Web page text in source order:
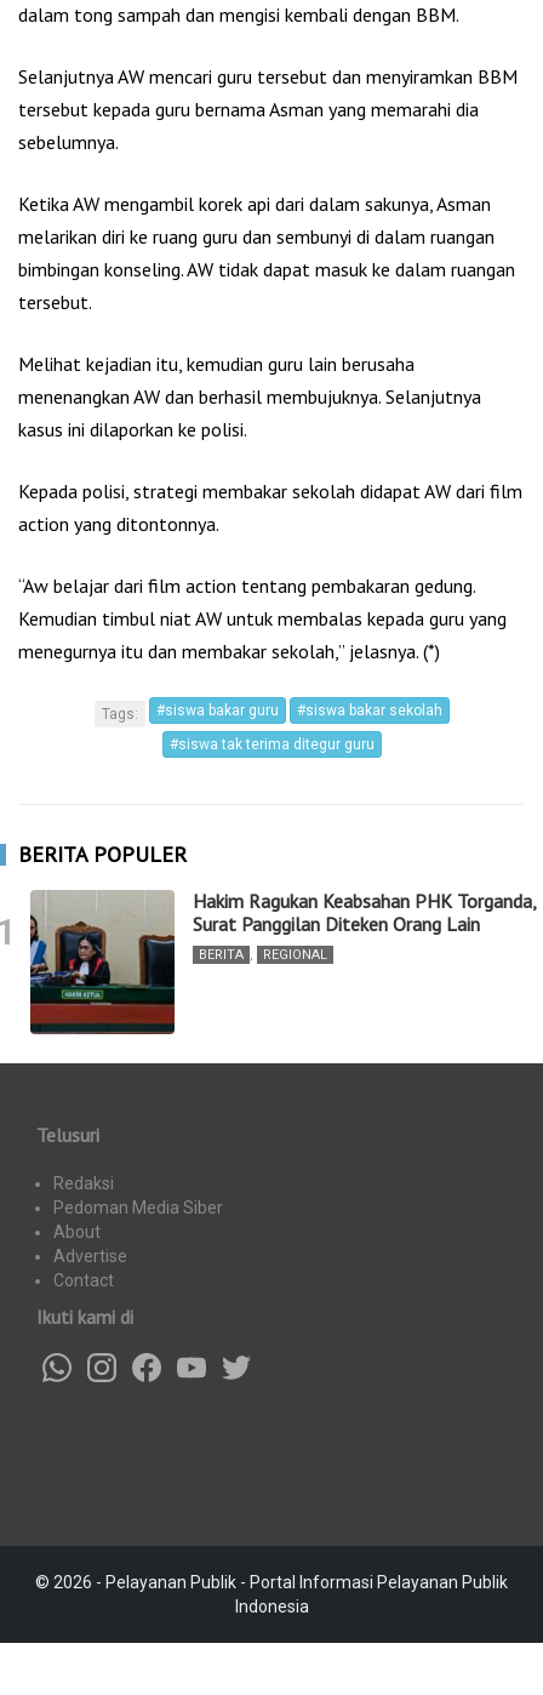
dalam tong sampah dan mengisi kembali dengan BBM.
Selanjutnya AW mencari guru tersebut dan menyiramkan BBM
tersebut kepada guru bernama Asman yang memarahi dia
sebelumnya.
Ketika AW mengambil korek api dari dalam sakunya, Asman
melarikan diri ke ruang guru dan sembunyi di dalam ruangan
bimbingan konseling. AW tidak dapat masuk ke dalam ruangan
tersebut.
Melihat kejadian itu, kemudian guru lain berusaha
menenangkan AW dan berhasil membujuknya. Selanjutnya
kasus ini dilaporkan ke polisi.
Kepada polisi, strategi membakar sekolah didapat AW dari film
action yang ditontonnya.
“Aw belajar dari film action tentang pembakaran gedung.
Kemudian timbul niat AW untuk membalas kepada guru yang
menegurnya itu dan membakar sekolah,” jelasnya. (*)
Tags: #siswa bakar guru
#siswa bakar sekolah
#siswa tak terima ditegur guru
BERITA POPULER
Hakim Ragukan Keabsahan PHK Torganda,
Surat Panggilan Diteken Orang Lain
BERITA REGIONAL
Telusuri
Redaksi
Pedoman Media Siber
About
Advertise
Contact
Ikuti kami di
© 2026 - Pelayanan Publik - Portal Informasi Pelayanan Publik
Indonesia